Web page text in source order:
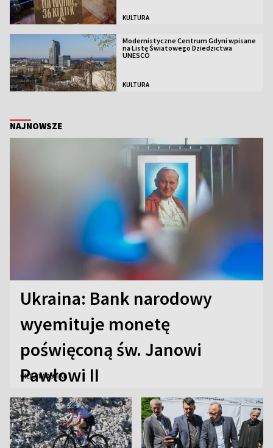
KULTURA
Modernistyczne Centrum Gdyni wpisane
na Listę Światowego Dziedzictwa
UNESCO
KULTURA
NAJNOWSZE
Ukraina: Bank narodowy
wyemituje monetę
poświęconą św. Janowi
Pawłowi II
CIEKAWOSTKI